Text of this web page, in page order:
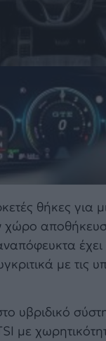
θήκες για
χώρο
με τις
υβριδικό
με